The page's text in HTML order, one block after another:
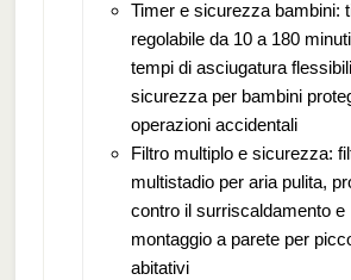
Timer e sicurezza bambini:
regolabile da 10 a 180
tempi di asciugatura
sicurezza per bambini
operazioni accidentali
Filtro multiplo e sicurezza:
multistadio per aria pulita,
contro il surriscaldamento e
montaggio a parete per
abitativi